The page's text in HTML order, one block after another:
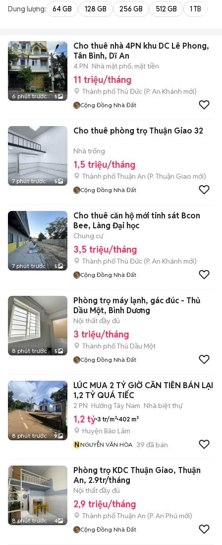
Dung lượng: 64 GB 128 GB 256 GB 512 GB 1 TB
6 phút trước 5
Cho thuê nhà 4PN khu DC Lê Phong,
Tân Bình, Dĩ An
4 PN Nhà mặt phố, mặt tiền
11 triệu/tháng
Thành phố Thủ Đức (P. An Khánh mới)
Cộng Đồng Nhà Đất
7 phút trước 5
Cho thuê phòng trọ Thuận Giao 32
Nhà trống
1,5 triệu/tháng
Thành phố Thuận An (P. Thuận Giao mới)
Cộng Đồng Nhà Đất
7 phút trước 5
Cho thuê căn hộ mới tinh sát Bcon
Bee, Làng Đại học
Chung cư
3,5 triệu/tháng
Thành phố Thủ Đức (P. An Khánh mới)
Cộng Đồng Nhà Đất
8 phút trước 5
Phòng trọ máy lạnh, gác đúc - Thủ
Dầu Một, Bình Dương
Nội thất đầy đủ
3 triệu/tháng
Thành phố Thủ Dầu Một
Cộng Đồng Nhà Đất
8 phút trước 9
LÚC MUA 2 TỶ GIỜ CẦN TIỀN BÁN LẠI
1,2 TỶ QUÁ TIẾC
2 PN Hướng Tây Nam Nhà biệt thự
1,2 tỷ 3 tr/m² 402 m²
Huyện Bảo Lâm
NNGUYỄN VĂN HÒA 39 đã bán
8 phút trước 4
Phòng trọ KDC Thuận Giao, Thuận
An, 2.9tr/tháng
Nội thất đầy đủ
2,9 triệu/tháng
Thành phố Thuận An (P. An Phú mới)
Cộng Đồng Nhà Đất